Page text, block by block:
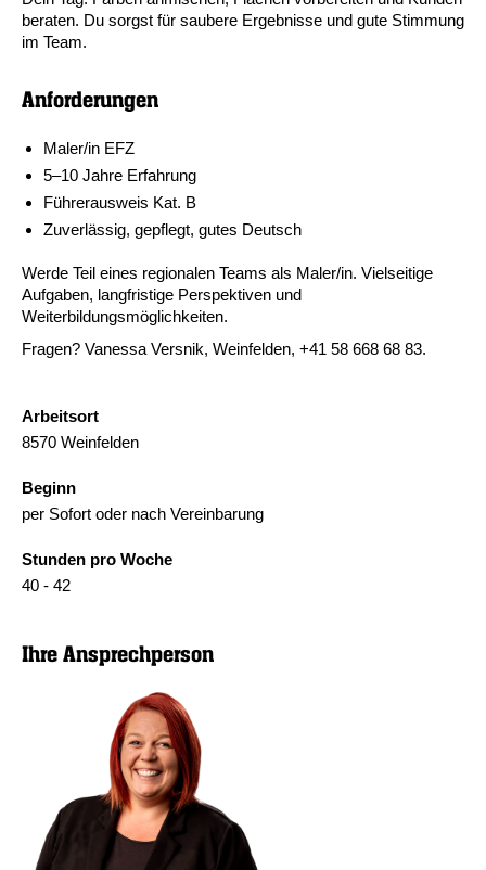
beraten. Du sorgst für saubere Ergebnisse und gute Stimmung
im Team.
Anforderungen
Maler/in EFZ
5–10 Jahre Erfahrung
Führerausweis Kat. B
Zuverlässig, gepflegt, gutes Deutsch
Werde Teil eines regionalen Teams als Maler/in. Vielseitige
Aufgaben, langfristige Perspektiven und
Weiterbildungsmöglichkeiten.
Fragen? Vanessa Versnik, Weinfelden, +41 58 668 68 83.
Arbeitsort
8570 Weinfelden
Beginn
per Sofort oder nach Vereinbarung
Stunden pro Woche
40 - 42
Ihre Ansprechperson